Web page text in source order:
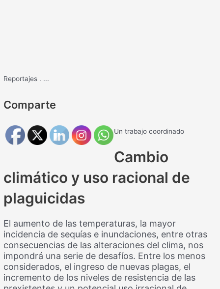
Reportajes . ...
Comparte
Un trabajo coordinado
Cambio
climático y uso racional de
plaguicidas
El aumento de las temperaturas, la mayor
incidencia de sequías e inundaciones, entre otras
consecuencias de las alteraciones del clima, nos
impondrá una serie de desafíos. Entre los menos
considerados, el ingreso de nuevas plagas, el
incremento de los niveles de resistencia de las